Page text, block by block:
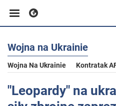
Biznes
Sport
Wojna na Ukrainie
Wojna Na Ukrainie Kontratak
"Leopardy" na